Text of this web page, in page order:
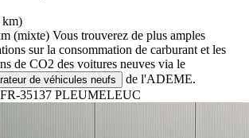
km)
(mixte) Vous trouverez de plus amples
sur la consommation de carburant et les
de CO2 des voitures neuves via le
de véhicules neufs
de l'ADEME.
FR-35137 PLEUMELEUC